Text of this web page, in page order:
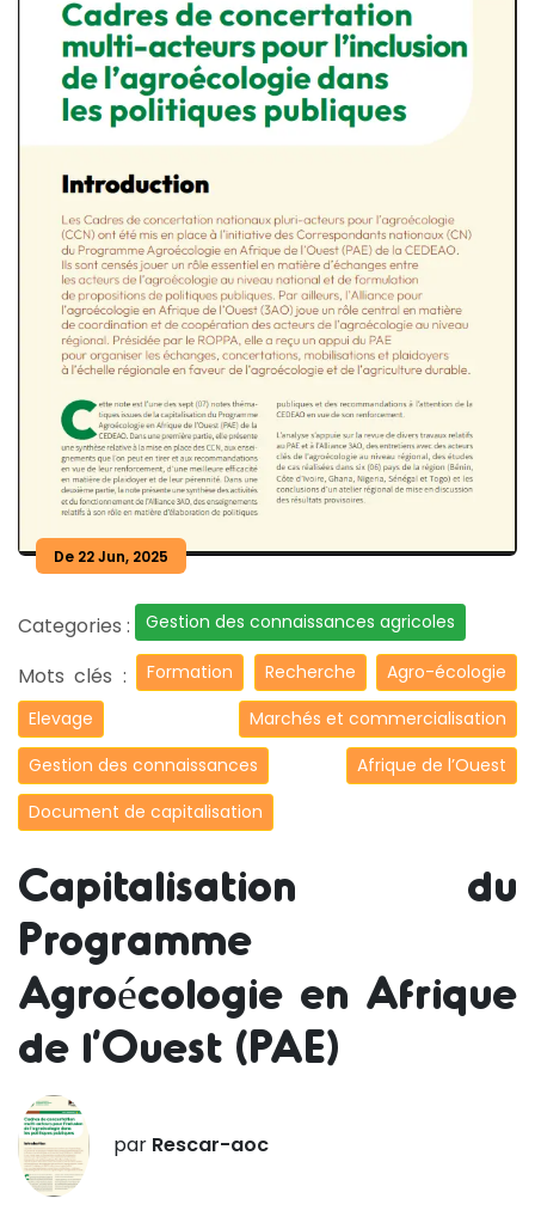
De 22 Jun, 2025
Categories : Gestion des connaissances agricoles
Mots clés : Formation Recherche
Agro-écologie
Elevage
Marchés et commercialisation
Gestion des connaissances
Afrique de l’Ouest
Document de capitalisation
Capitalisation du
Programme
Agroécologie en Afrique
de l’Ouest (PAE)
par Rescar-aoc